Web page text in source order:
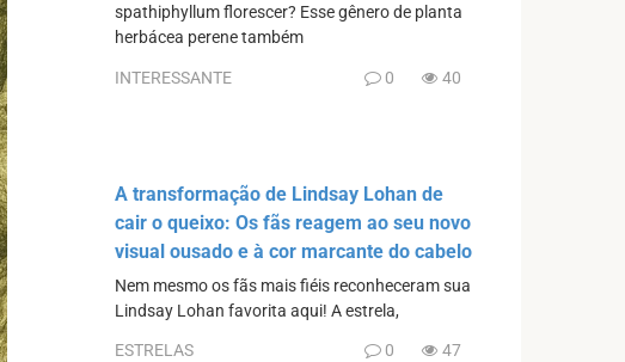
spathiphyllum florescer? Esse gênero de planta
herbácea perene também
INTERESSANTE 0 40
A transformação de Lindsay Lohan de
cair o queixo: Os fãs reagem ao seu novo
visual ousado e à cor marcante do cabelo
Nem mesmo os fãs mais fiéis reconheceram sua
Lindsay Lohan favorita aqui! A estrela,
ESTRELAS 0 47